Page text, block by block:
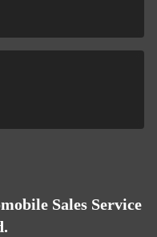
Sales Service